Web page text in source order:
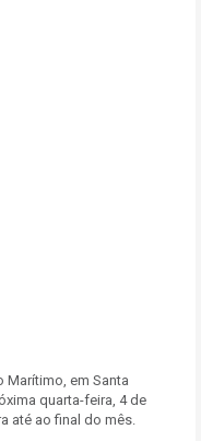
Marítimo, em Santa
quarta-feira, 4 de
até ao final do mês.